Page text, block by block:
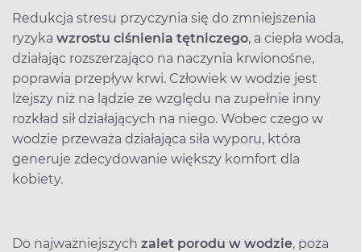
Redukcja stresu przyczynia się do zmniejszenia
ryzyka wzrostu ciśnienia tętniczego, a ciepła woda,
działając rozszerzająco na naczynia krwionośne,
poprawia przepływ krwi. Człowiek w wodzie jest
lżejszy niż na lądzie ze względu na zupełnie inny
rozkład sił działających na niego. Wobec czego w
wodzie przeważa działająca siła wyporu, która
generuje zdecydowanie większy komfort dla
kobiety.
Do najważniejszych zalet porodu w wodzie, poza